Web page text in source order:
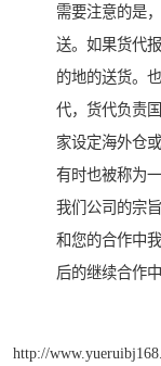
需要注意的是
送。如果货代
的地的送货。
代，货代负责
家设定海外仓
有时也被称为
我们公司的宗
和您的合作中
后的继续合作
http://